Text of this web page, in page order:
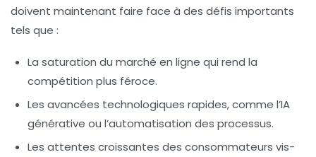
doivent maintenant faire face à des défis importants
tels que :
La saturation du marché en ligne qui rend la
compétition plus féroce.
Les avancées technologiques rapides, comme l’IA
générative ou l’automatisation des processus.
Les attentes croissantes des consommateurs vis-